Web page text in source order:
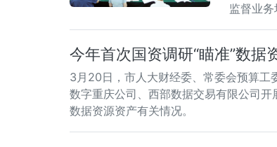
监督业
督作了交
今年首次国资调研“瞄准”数据
3月20日，市人大财经委、常委会预算工
数字重庆公司、西部数据交易有限公司开
数据资源资产有关情况。